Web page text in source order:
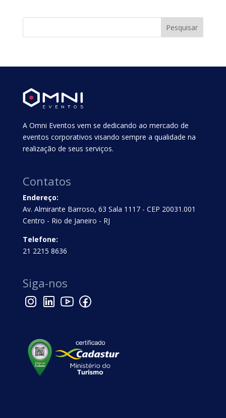
A Omni Eventos vem se dedicando ao mercado de
eventos corporativos visando sempre a qualidade na
realização de seus serviços.
Contatos
Endereço:
Av. Almirante Barroso, 63 Sala 1117 - CEP 20031.001
Centro - Rio de Janeiro - RJ
Telefone:
21 2215 8636
Siga-nos